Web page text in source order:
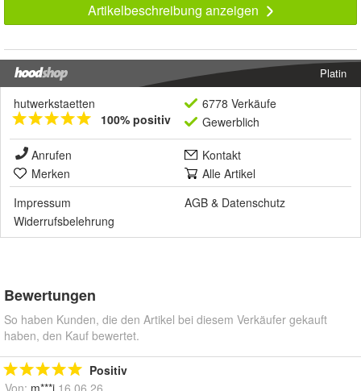
Artikelbeschreibung anzeigen
Platin
hutwerkstaetten
100% positiv
6778 Verkäufe
Gewerblich
Anrufen
Kontakt
Merken
Alle Artikel
Impressum
AGB & Datenschutz
Widerrufsbelehrung
Bewertungen
So haben Kunden, die den Artikel bei diesem Verkäufer gekauft
haben, den Kauf bewertet.
Positiv